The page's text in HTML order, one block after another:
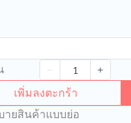
เพิ่มลงตะกร้า
ายสินค้าแบบย่อ